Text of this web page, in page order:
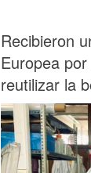
Recibieron
Europea
reutilizar la